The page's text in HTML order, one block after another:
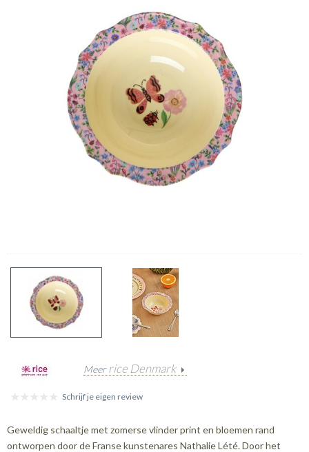
Meerrice Denmark
Schrijf je eigen review
Geweldig schaaltje met zomerse vlinder print en bloemen rand
ontworpen door de Franse kunstenares Nathalie Lété. Door het